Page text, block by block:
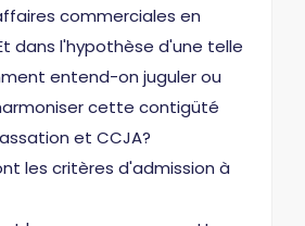
commerciales en
dans l'hypothèse d'une telle
entend-on juguler ou
cette contigüté
et CCJA?
les critères d'admission à